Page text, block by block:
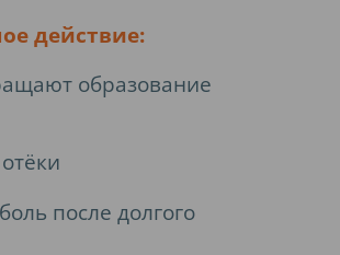
действие:
образование
после долгого